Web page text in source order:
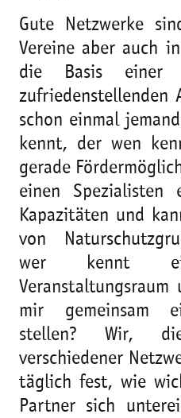
Gute Netzwerke
Vereine aber auch
die Basis einer
zufriedenstellenden
schon einmal
kennt, der wen
gerade
einen Spezialisten
Kapazitäten und
von
wer kennt
mir gemeinsam
stellen? Wir, die
verschiedener
täglich fest, wie
Partner sich